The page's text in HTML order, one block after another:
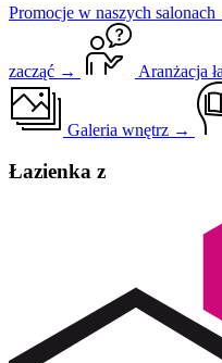
Promocje w naszych
zacząć → Aranżacja
Galeria wnętrz →
Łazienka z